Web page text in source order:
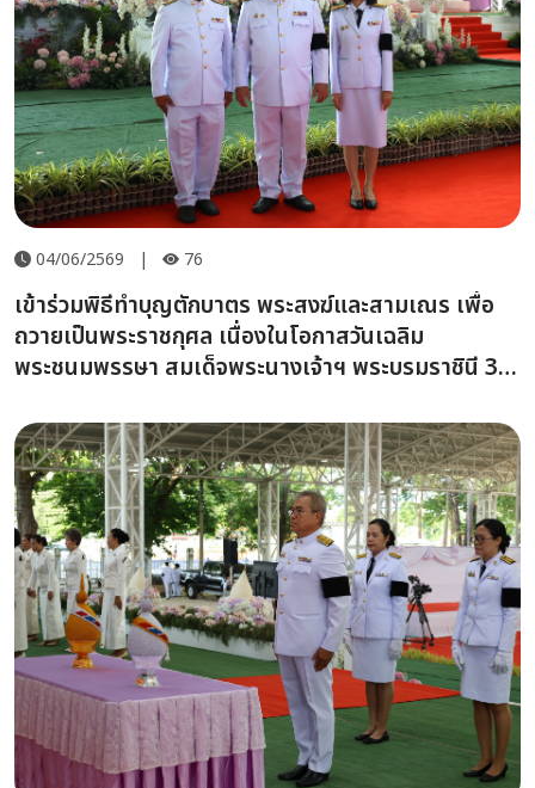
04/06/2569 | 76
เข้าร่วมพิธีทำบุญตักบาตร พระสงฆ์และสามเณร เพื่อ
ถวายเป็นพระราชกุศล เนื่องในโอกาสวันเฉลิม
พระชนมพรรษา สมเด็จพระนางเจ้าฯ พระบรมราชินี 3